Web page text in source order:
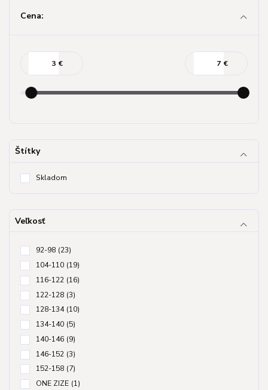
Cena:
€ €
Štítky
Skladom
Veľkosť
92-98 (23)
104-110 (19)
116-122 (16)
122-128 (3)
128-134 (10)
134-140 (5)
140-146 (9)
146-152 (3)
152-158 (7)
ONE ZIZE (1)